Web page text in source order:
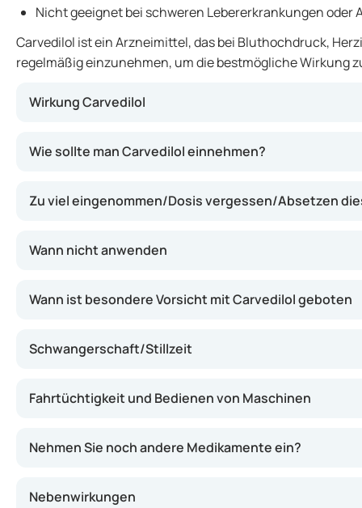
Nicht geeignet bei schweren Lebererkrankungen oder
Carvedilol ist ein Arzneimittel, das bei Bluthochdruck,
regelmäßig einzunehmen, um die bestmögliche Wirkung
Wirkung Carvedilol
Wie sollte man Carvedilol einnehmen?
Zu viel eingenommen/Dosis vergessen/Absetzen
Wann nicht anwenden
Wann ist besondere Vorsicht mit Carvedilol geboten
Schwangerschaft/Stillzeit
Fahrtüchtigkeit und Bedienen von Maschinen
Nehmen Sie noch andere Medikamente ein?
Nebenwirkungen